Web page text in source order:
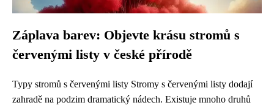
Záplava barev: Objevte krásu stromů s
červenými listy v české přírodě
Typy stromů s červenými listy Stromy s červenými listy dodají
zahradě na podzim dramatický nádech. Existuje mnoho druhů